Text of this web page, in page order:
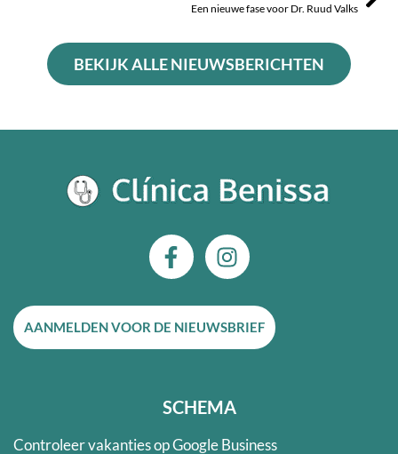
Een nieuwe fase voor Dr. Ruud Valks
BEKIJK ALLE NIEUWSBERICHTEN
F
a
e
b
o
k
-
f
I
n
t
a
g
a
m
AANMELDEN VOOR DE NIEUWSBRIEF
SCHEMA
Controleer vakanties op Google Business